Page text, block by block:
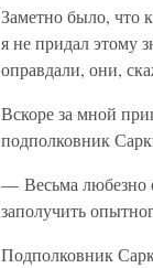
Заметно было, что
я не придал этому
оправдали, они,
Вскоре за мной
подполковник
— Весьма любезно
заполучить
Подполковник